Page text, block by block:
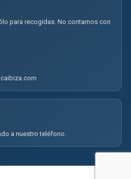
para recogidas. No contamos con
a nuestro teléfono.